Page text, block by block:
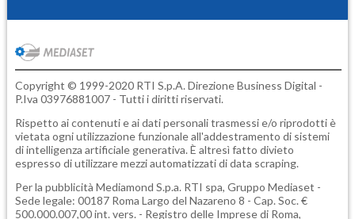
Copyright © 1999-2020 RTI S.p.A. Direzione Business Digital -
P.Iva 03976881007 - Tutti i diritti riservati.
Rispetto ai contenuti e ai dati personali trasmessi e/o riprodotti è
vietata ogni utilizzazione funzionale all'addestramento di sistemi
di intelligenza artificiale generativa. È altresì fatto divieto
espresso di utilizzare mezzi automatizzati di data scraping.
Per la pubblicità Mediamond S.p.a. RTI spa, Gruppo Mediaset -
Sede legale: 00187 Roma Largo del Nazareno 8 - Cap. Soc. €
500.000.007,00 int. vers. - Registro delle Imprese di Roma,